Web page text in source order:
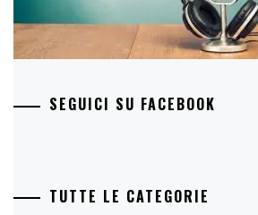
SEGUICI SU FACEBOOK
TUTTE LE CATEGORIE